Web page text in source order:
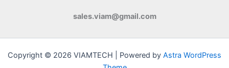
sales.viam@gmail.com
Copyright © 2026 VIAMTECH | Powered by Astra WordPress